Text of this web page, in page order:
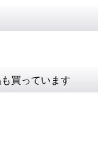
買っています